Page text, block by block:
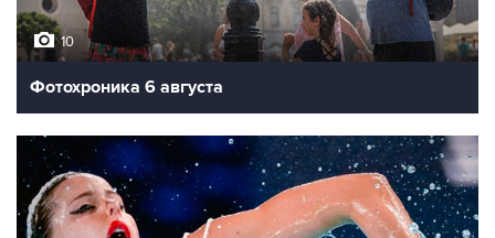
10
Фотохроника 6 августа